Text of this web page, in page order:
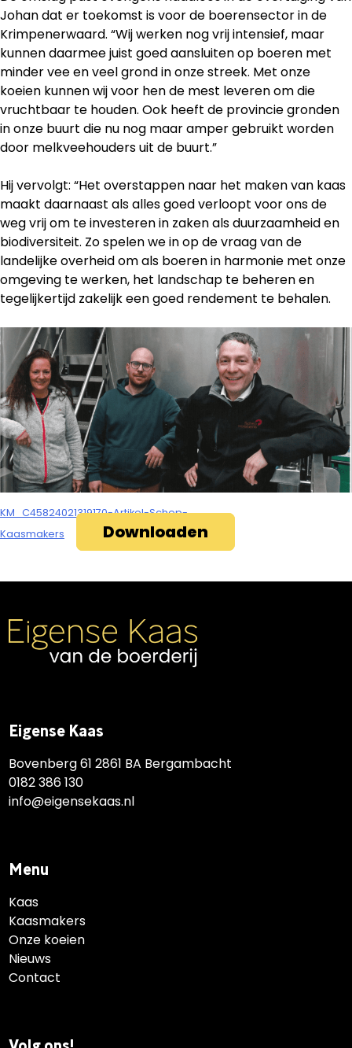
Johan dat er toekomst is voor de boerensector in de
Krimpenerwaard. “Wij werken nog vrij intensief, maar
kunnen daarmee juist goed aansluiten op boeren met
minder vee en veel grond in onze streek. Met onze
koeien kunnen wij voor hen de mest leveren om die
vruchtbaar te houden. Ook heeft de provincie gronden
in onze buurt die nu nog maar amper gebruikt worden
door melkveehouders uit de buurt.”
Hij vervolgt: “Het overstappen naar het maken van kaas
maakt daarnaast als alles goed verloopt voor ons de
weg vrij om te investeren in zaken als duurzaamheid en
biodiversiteit. Zo spelen we in op de vraag van de
landelijke overheid om als boeren in harmonie met onze
omgeving te werken, het landschap te beheren en
tegelijkertijd zakelijk een goed rendement te behalen.
KM_C45824021319170-Artikel-Schep-
Kaasmakers
Downloaden
Eigense Kaas
Bovenberg 61 2861 BA Bergambacht
0182 386 130
info@eigensekaas.nl
Menu
Kaas
Kaasmakers
Onze koeien
Nieuws
Contact